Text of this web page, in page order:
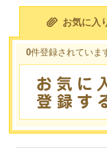
お気に入
0件登録されていま